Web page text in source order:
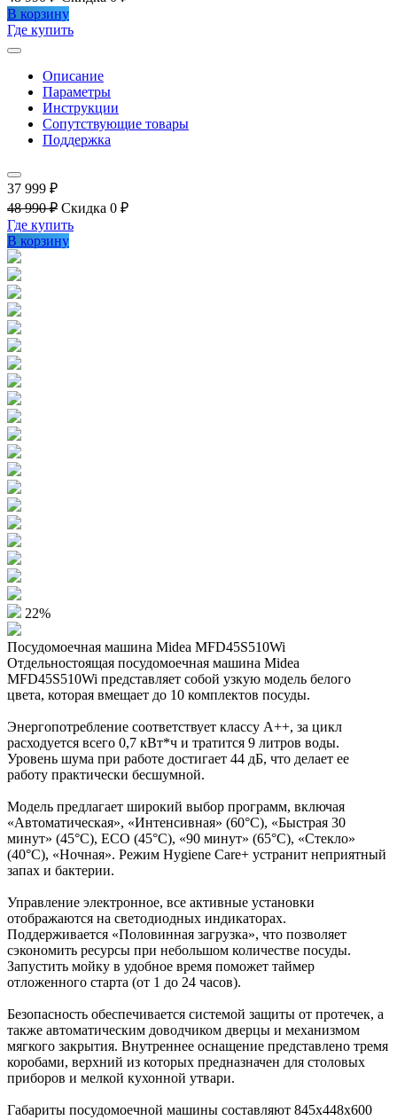
В корзину
Где купить
Описание
Параметры
Инструкции
Сопутствующие товары
Поддержка
37 999 ₽
48 990 ₽ Скидка 0 ₽
Где купить
В корзину
22%
Посудомоечная машина Midea MFD45S510Wi
Отдельностоящая посудомоечная машина Midea
MFD45S510Wi представляет собой узкую модель белого
цвета, которая вмещает до 10 комплектов посуды.
Энергопотребление соответствует классу А++, за цикл
расходуется всего 0,7 кВт*ч и тратится 9 литров воды.
Уровень шума при работе достигает 44 дБ, что делает ее
работу практически бесшумной.
Модель предлагает широкий выбор программ, включая
«Автоматическая», «Интенсивная» (60°С), «Быстрая 30
минут» (45°С), ECO (45°С), «90 минут» (65°С), «Стекло»
(40°С), «Ночная». Режим Hygiene Care+ устранит неприятный
запах и бактерии.
Управление электронное, все активные установки
отображаются на светодиодных индикаторах.
Поддерживается «Половинная загрузка», что позволяет
сэкономить ресурсы при небольшом количестве посуды.
Запустить мойку в удобное время поможет таймер
отложенного старта (от 1 до 24 часов).
Безопасность обеспечивается системой защиты от протечек, а
также автоматическим доводчиком дверцы и механизмом
мягкого закрытия. Внутреннее оснащение представлено тремя
коробами, верхний из которых предназначен для столовых
приборов и мелкой кухонной утвари.
Габариты посудомоечной машины составляют 845х448х600